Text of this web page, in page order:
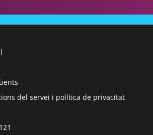
del servei i política de privacitat